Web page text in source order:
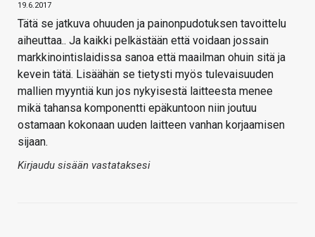
19.6.2017
Tätä se jatkuva ohuuden ja painonpudotuksen tavoittelu
aiheuttaa.. Ja kaikki pelkästään että voidaan jossain
markkinointislaidissa sanoa että maailman ohuin sitä ja
kevein tätä. Lisäähän se tietysti myös tulevaisuuden
mallien myyntiä kun jos nykyisestä laitteesta menee
mikä tahansa komponentti epäkuntoon niin joutuu
ostamaan kokonaan uuden laitteen vanhan korjaamisen
sijaan.
Kirjaudu sisään vastataksesi